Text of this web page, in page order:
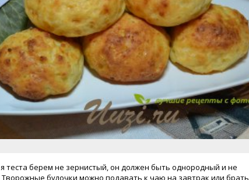
теста берем не зернистый, он должен быть однородный и не
булочки можно подавать к чаю на завтрак или брать